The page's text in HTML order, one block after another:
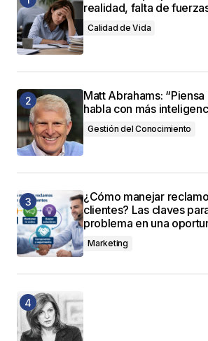
realidad, falta de
Calidad de Vida
Matt Abrahams:
habla con más
Gestión del Conocimiento
¿Cómo manejar
clientes? Las claves
problema en una
Marketing